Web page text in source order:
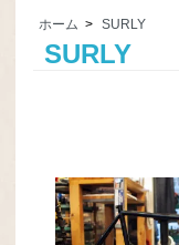
ホーム > SURLY
SURLY